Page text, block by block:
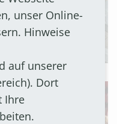
unser Online-
Hinweise
auf unserer
Dort
Ihre